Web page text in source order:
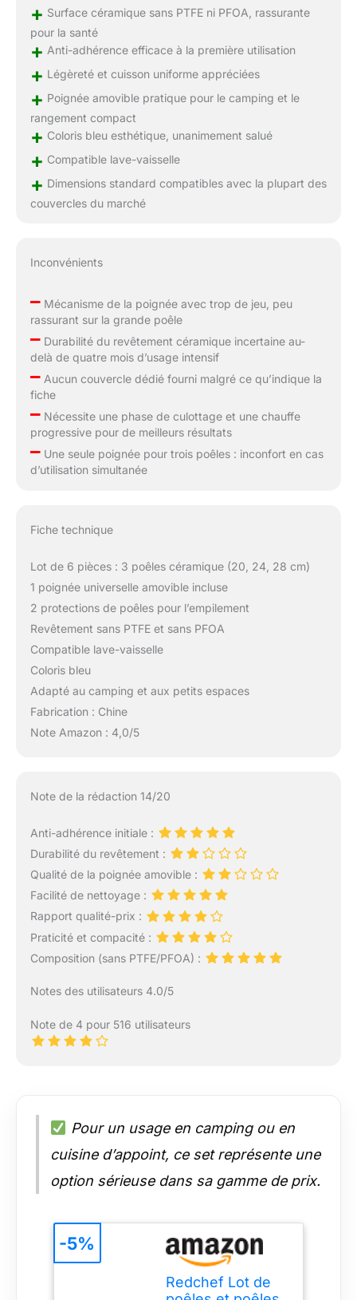
+ Surface céramique sans PTFE ni PFOA, rassurante
pour la santé
+ Anti-adhérence efficace à la première utilisation
+ Légèreté et cuisson uniforme appréciées
+ Poignée amovible pratique pour le camping et le
rangement compact
+ Coloris bleu esthétique, unanimement salué
+ Compatible lave-vaisselle
+ Dimensions standard compatibles avec la plupart des
couvercles du marché
Inconvénients
–Mécanisme de la poignée avec trop de jeu, peu
rassurant sur la grande poêle
–Durabilité du revêtement céramique incertaine au-
delà de quatre mois d’usage intensif
–Aucun couvercle dédié fourni malgré ce qu’indique la
fiche
–Nécessite une phase de culottage et une chauffe
progressive pour de meilleurs résultats
–Une seule poignée pour trois poêles : inconfort en cas
d’utilisation simultanée
Fiche technique
Lot de 6 pièces : 3 poêles céramique (20, 24, 28 cm)
1 poignée universelle amovible incluse
2 protections de poêles pour l’empilement
Revêtement sans PTFE et sans PFOA
Compatible lave-vaisselle
Coloris bleu
Adapté au camping et aux petits espaces
Fabrication : Chine
Note Amazon : 4,0/5
Note de la rédaction 14/20
Anti-adhérence initiale :
Durabilité du revêtement :
Qualité de la poignée amovible :
Facilité de nettoyage :
Rapport qualité-prix :
Praticité et compacité :
Composition (sans PTFE/PFOA) :
Notes des utilisateurs 4.0/5
Note de 4 pour 516 utilisateurs
Pour un usage en camping ou en
cuisine d’appoint, ce set représente une
option sérieuse dans sa gamme de prix.
Redchef Lot de
-5%